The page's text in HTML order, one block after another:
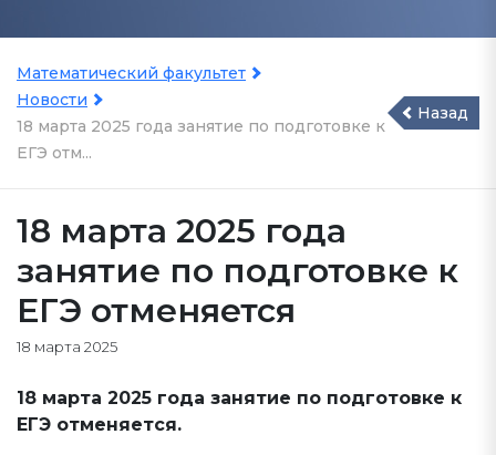
Математический факультет
Новости
18 марта 2025 года занятие по подготовке к
ЕГЭ отм...
Назад
18 марта 2025 года
занятие по подготовке к
ЕГЭ отменяется
18 марта 2025
18 марта 2025 года занятие по подготовке к
ЕГЭ отменяется.